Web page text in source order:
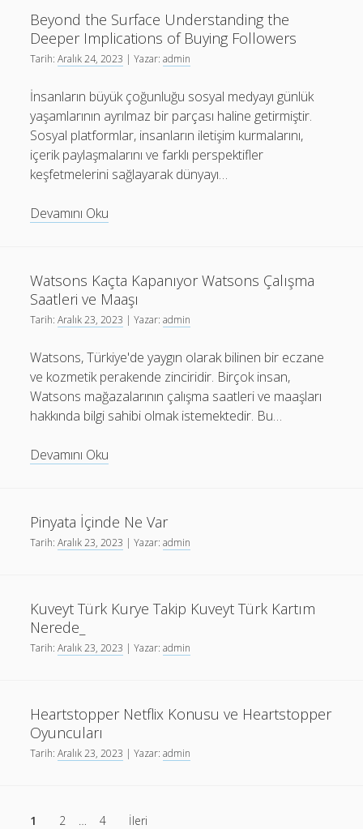
Başka
Bir
Seviyeye
Taşıyın
Beyond the Surface Understanding the
Deeper Implications of Buying Followers
Tarih:Aralık 24, 2023 | Yazar:admin
İnsanların büyük çoğunluğu sosyal medyayı günlük
yaşamlarının ayrılmaz bir parçası haline getirmiştir.
Sosyal platformlar, insanların iletişim kurmalarını,
içerik paylaşmalarını ve farklı perspektifler
keşfetmelerini sağlayarak dünyayı…
Devamını Oku
the
Deeper
Implications
of
Buying
Followers
Watsons Kaçta Kapanıyor Watsons Çalışma
Saatleri ve Maaşı
Tarih:Aralık 23, 2023 | Yazar:admin
Watsons, Türkiye'de yaygın olarak bilinen bir eczane
ve kozmetik perakende zinciridir. Birçok insan,
Watsons mağazalarının çalışma saatleri ve maaşları
hakkında bilgi sahibi olmak istemektedir. Bu…
Devamını Oku
Watsons
Çalışma
Saatleri
Pinyata İçinde Ne Var
Tarih:Aralık 23, 2023 | Yazar:admin
Kuveyt Türk Kurye Takip Kuveyt Türk Kartım
Nerede_
Tarih:Aralık 23, 2023 | Yazar:admin
Heartstopper Netflix Konusu ve Heartstopper
Oyuncuları
Tarih:Aralık 23, 2023 | Yazar:admin
Yazı
1 2 … 4 İleri